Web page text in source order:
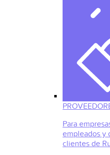
Para
empleados y
clientes de